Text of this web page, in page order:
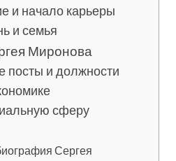
и начало карьеры
и семья
Миронова
посты и должности
сферу
Сергея